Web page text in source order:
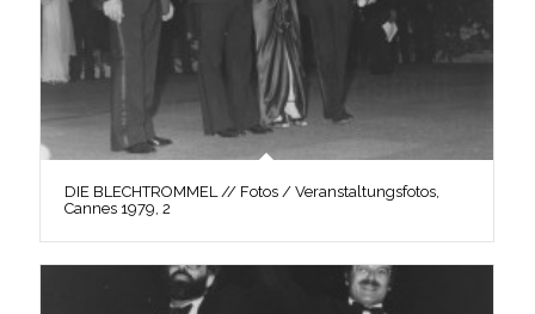
DIE BLECHTROMMEL // Fotos / Veranstaltungsfotos,
Cannes 1979, 2